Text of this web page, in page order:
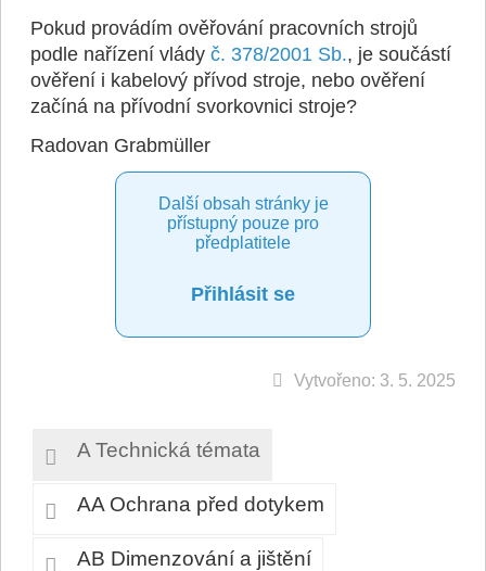
Pokud provádím ověřování pracovních strojů
podle nařízení vlády č. 378/2001 Sb., je součástí
ověření i kabelový přívod stroje, nebo ověření
začíná na přívodní svorkovnici stroje?
Radovan Grabmüller
Další obsah stránky je
přístupný pouze pro
předplatitele
Přihlásit se
Vytvořeno: 3. 5. 2025
A Technická témata
AA Ochrana před dotykem
AB Dimenzování a jištění